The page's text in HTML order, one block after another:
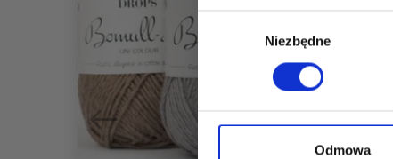
zgody
Niezbędne
Odmowa